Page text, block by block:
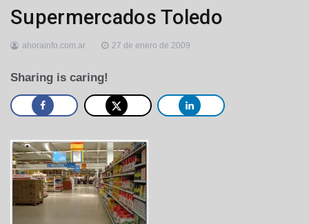
Supermercados Toledo
ahorainfo.com.ar 27 de enero de 2009
Sharing is caring!